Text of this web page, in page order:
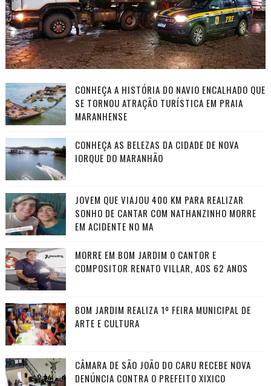
CONHEÇA A HISTÓRIA DO NAVIO ENCALHADO QUE
SE TORNOU ATRAÇÃO TURÍSTICA EM PRAIA
MARANHENSE
CONHEÇA AS BELEZAS DA CIDADE DE NOVA
IORQUE DO MARANHÃO
JOVEM QUE VIAJOU 400 KM PARA REALIZAR
SONHO DE CANTAR COM NATHANZINHO MORRE
EM ACIDENTE NO MA
MORRE EM BOM JARDIM O CANTOR E
COMPOSITOR RENATO VILLAR, AOS 62 ANOS
BOM JARDIM REALIZA 1º FEIRA MUNICIPAL DE
ARTE E CULTURA
CÂMARA DE SÃO JOÃO DO CARU RECEBE NOVA
DENÚNCIA CONTRA O PREFEITO XIXICO